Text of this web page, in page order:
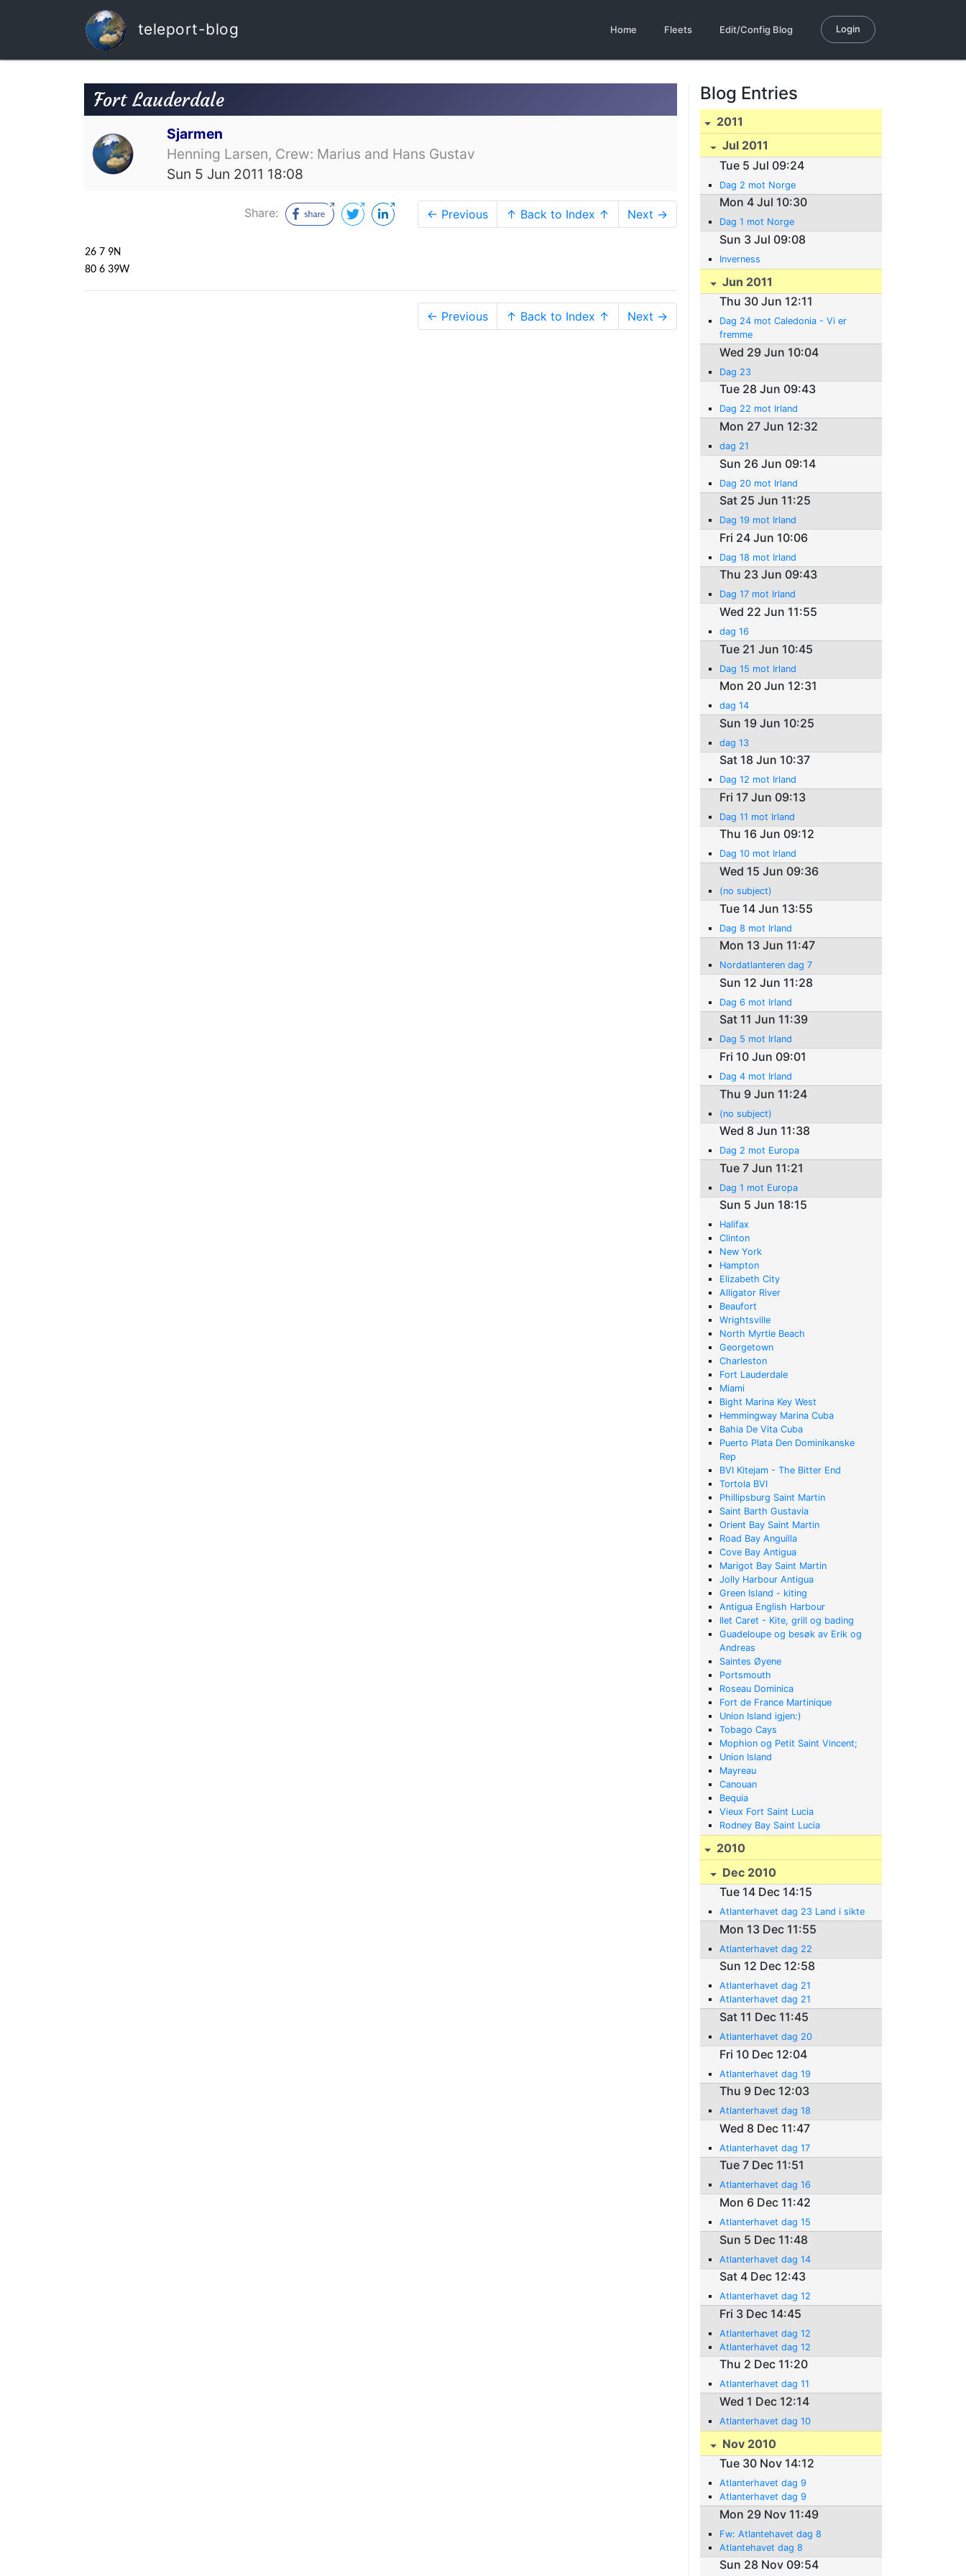
teleport-blog Home Fleets Edit/Config Blog Login
Fort Lauderdale
Sjarmen
Henning Larsen, Crew: Marius and Hans Gustav
Sun 5 Jun 2011 18:08
Share: ← Previous ↑ Back to Index ↑ Next →
26 7 9N
80 6 39W
← Previous ↑ Back to Index ↑ Next →
Blog Entries
2011
Jul 2011
Tue 5 Jul 09:24
Dag 2 mot Norge
Mon 4 Jul 10:30
Dag 1 mot Norge
Sun 3 Jul 09:08
Inverness
Jun 2011
Thu 30 Jun 12:11
Dag 24 mot Caledonia - Vi er
fremme
Wed 29 Jun 10:04
Dag 23
Tue 28 Jun 09:43
Dag 22 mot Irland
Mon 27 Jun 12:32
dag 21
Sun 26 Jun 09:14
Dag 20 mot Irland
Sat 25 Jun 11:25
Dag 19 mot Irland
Fri 24 Jun 10:06
Dag 18 mot Irland
Thu 23 Jun 09:43
Dag 17 mot Irland
Wed 22 Jun 11:55
dag 16
Tue 21 Jun 10:45
Dag 15 mot Irland
Mon 20 Jun 12:31
dag 14
Sun 19 Jun 10:25
dag 13
Sat 18 Jun 10:37
Dag 12 mot Irland
Fri 17 Jun 09:13
Dag 11 mot Irland
Thu 16 Jun 09:12
Dag 10 mot Irland
Wed 15 Jun 09:36
(no subject)
Tue 14 Jun 13:55
Dag 8 mot Irland
Mon 13 Jun 11:47
Nordatlanteren dag 7
Sun 12 Jun 11:28
Dag 6 mot Irland
Sat 11 Jun 11:39
Dag 5 mot Irland
Fri 10 Jun 09:01
Dag 4 mot Irland
Thu 9 Jun 11:24
(no subject)
Wed 8 Jun 11:38
Dag 2 mot Europa
Tue 7 Jun 11:21
Dag 1 mot Europa
Sun 5 Jun 18:15
Halifax
Clinton
New York
Hampton
Elizabeth City
Alligator River
Beaufort
Wrightsville
North Myrtle Beach
Georgetown
Charleston
Fort Lauderdale
Miami
Bight Marina Key West
Hemmingway Marina Cuba
Bahia De Vita Cuba
Puerto Plata Den Dominikanske
Rep
BVI Kitejam - The Bitter End
Tortola BVI
Phillipsburg Saint Martin
Saint Barth Gustavia
Orient Bay Saint Martin
Road Bay Anguilla
Cove Bay Antigua
Marigot Bay Saint Martin
Jolly Harbour Antigua
Green Island - kiting
Antigua English Harbour
Ilet Caret - Kite, grill og bading
Guadeloupe og besøk av Erik og
Andreas
Saintes Øyene
Portsmouth
Roseau Dominica
Fort de France Martinique
Union Island igjen:)
Tobago Cays
Mophion og Petit Saint Vincent;
Union Island
Mayreau
Canouan
Bequia
Vieux Fort Saint Lucia
Rodney Bay Saint Lucia
2010
Dec 2010
Tue 14 Dec 14:15
Atlanterhavet dag 23 Land i sikte
Mon 13 Dec 11:55
Atlanterhavet dag 22
Sun 12 Dec 12:58
Atlanterhavet dag 21
Atlanterhavet dag 21
Sat 11 Dec 11:45
Atlanterhavet dag 20
Fri 10 Dec 12:04
Atlanterhavet dag 19
Thu 9 Dec 12:03
Atlanterhavet dag 18
Wed 8 Dec 11:47
Atlanterhavet dag 17
Tue 7 Dec 11:51
Atlanterhavet dag 16
Mon 6 Dec 11:42
Atlanterhavet dag 15
Sun 5 Dec 11:48
Atlanterhavet dag 14
Sat 4 Dec 12:43
Atlanterhavet dag 12
Fri 3 Dec 14:45
Atlanterhavet dag 12
Atlanterhavet dag 12
Thu 2 Dec 11:20
Atlanterhavet dag 11
Wed 1 Dec 12:14
Atlanterhavet dag 10
Nov 2010
Tue 30 Nov 14:12
Atlanterhavet dag 9
Atlanterhavet dag 9
Mon 29 Nov 11:49
Fw: Atlantehavet dag 8
Atlantehavet dag 8
Sun 28 Nov 09:54